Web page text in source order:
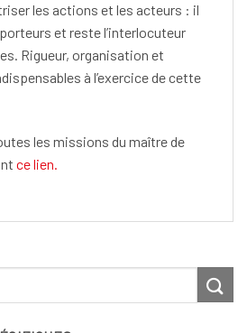
les actions et les acteurs : il
porteurs et reste l’interlocuteur
Rigueur, organisation et
à l’exercice de cette
les missions du maître de
ce lien.